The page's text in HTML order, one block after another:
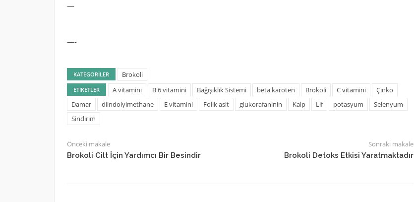
—
—-
KATEGORILER Brokoli
ETIKETLER A vitamini B 6 vitamini Bağışıklık Sistemi beta karoten Brokoli C vitamini
Çinko
Damar
diindolylmethane E vitamini Folik asit glukorafaninin Kalp Lif potasyum
Selenyum
Sindirim
Önceki makale
Brokoli Cilt İçin Yardımcı Bir Besindir
Sonraki makale
Brokoli Detoks Etkisi Yaratmaktadır